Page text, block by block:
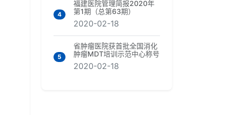
4
福建医院管理简报2020年
第1期（总第63期）
2020-02-18
5
省肿瘤医院获首批全国消化
肿瘤MDT培训示范中心称号
2020-02-18